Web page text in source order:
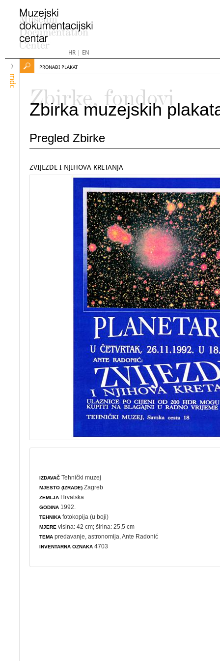
HR| EN
mdc
PRONAĐI PLAKAT
Zbirke, fondovi
Zbirka muzejskih
Pregled Zbirke
ZVIJEZDE I NJIHOVA KRETANJA
IZDAVAČ Tehnički muzej
MJESTO (IZRADE) Zagreb
ZEMLJA Hrvatska
GODINA 1992.
TEHNIKA fotokopija (u boji)
MJERE visina: 42 cm; širina: 25,5 cm
TEMA predavanje ,astronomija , Ante Radonić
INVENTARNA OZNAKA 4703